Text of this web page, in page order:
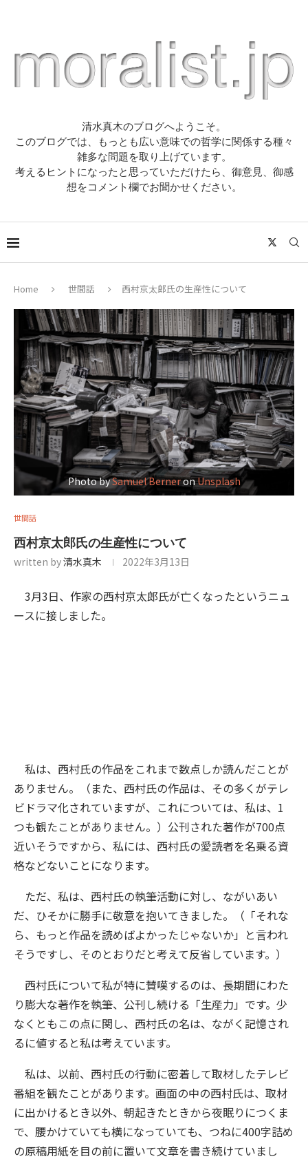
清水真木のブログへようこそ。
このブログでは、もっとも広い意味での哲学に関係する種々
雑多な問題を取り上げています。
考えるヒントになったと思っていただけたら、御意見、御感
想をコメント欄でお聞かせください。
Home 世間話 西村京太郎氏の生産性について
Photo bySamuel BerneronUnsplash
世間話
西村京太郎氏の生産性について
written by清水真木 2022年3月13日
3月3日、作家の西村京太郎氏が亡くなったというニュ
ースに接しました。
私は、西村氏の作品をこれまで数点しか読んだことが
ありません。（また、西村氏の作品は、その多くがテレ
ビドラマ化されていますが、これについては、私は、1
つも観たことがありません。）公刊された著作が700点
近いそうですから、私には、西村氏の愛読者を名乗る資
格などないことになります。
ただ、私は、西村氏の執筆活動に対し、ながいあい
だ、ひそかに勝手に敬意を抱いてきました。（「それな
ら、もっと作品を読めばよかったじゃないか」と言われ
そうですし、そのとおりだと考えて反省しています。）
西村氏について私が特に賛嘆するのは、長期間にわた
り膨大な著作を執筆、公刊し続ける「生産力」です。少
なくともこの点に関し、西村氏の名は、ながく記憶され
るに値すると私は考えています。
私は、以前、西村氏の行動に密着して取材したテレビ
番組を観たことがあります。画面の中の西村氏は、取材
に出かけるとき以外、朝起きたときから夜眠りにつくま
で、腰かけていても横になっていても、つねに400字詰め
の原稿用紙を目の前に置いて文章を書き続けていまし